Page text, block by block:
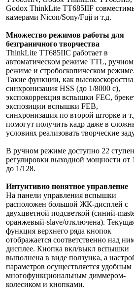
Godox ThinkLite TT685IIF
камерами Nicon/Sony/Fuji и т.д.
Множество режимов работы для
безграничного творчества
ThinkLite TT685IIC работает в
автоматическом режиме TTL, ручном
режиме и стробоскопическом
Такие функции, как
синхронизация HSS (до 1/8000 с),
экспокоррекция вспышки FEC,
экспозиции вспышки FEB,
синхронизация по второй шторке и
помогут получить кадр даже в
условиях реализовать творческие
В ручном режиме доступно 22
регулировки выходной мощности от
до 1/128.
Интуитивно понятное управление
На панели управления вспышки
расположен большой ЖК-дисплей с
двухцветной подсветкой (синий-
оранжевый-slave/отключена).
функция верхнего ряда кнопок
отображается соответственно над
дисплее. Кнопка вкл/выкл вспышки
выполнена в виде ползунка, а
параметров осуществляется удобным
многофункциональным диммером-
колесиком и кнопками.